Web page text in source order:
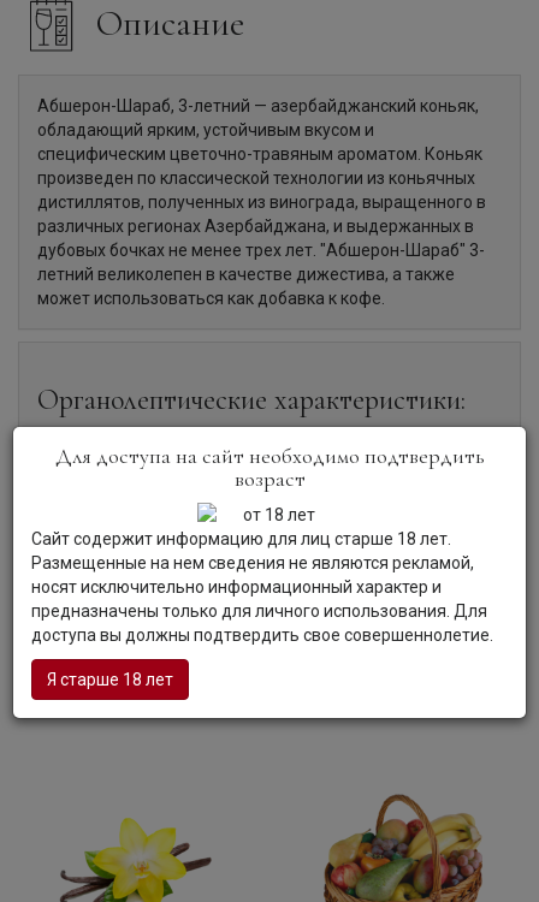
Описание
Абшерон-Шараб, 3-летний — азербайджанский коньяк,
обладающий ярким, устойчивым вкусом и
специфическим цветочно-травяным ароматом. Коньяк
произведен по классической технологии из коньячных
дистиллятов, полученных из винограда, выращенного в
различных регионах Азербайджана, и выдержанных в
дубовых бочках не менее трех лет. "Абшерон-Шараб" 3-
летний великолепен в качестве дижестива, а также
может использоваться как добавка к кофе.
Органолептические характеристики:
Цвет:Коньяк благородного золотисто-янтарного цвета.
В аромате коньяка цветочные и травяные
оттенки дополняются ванильными полутонами.
Вкус:Коньяк демонстрирует яркий, устойчивый вкус с
фруктовыми нотками, которые продолжаются в
согревающем послевкусии.
Гастрономия:Коньяк можно употреблять в качестве
дижестива, а также использовать как добавку к кофе.
Для доступа на сайт необходимо подтвердить
возраст
Сайт содержит информацию для лиц старше 18 лет.
Размещенные на нем сведения не являются рекламой,
носят исключительно информационный характер и
предназначены только для личного использования. Для
доступа вы должны подтвердить свое совершеннолетие.
Я старше 18 лет